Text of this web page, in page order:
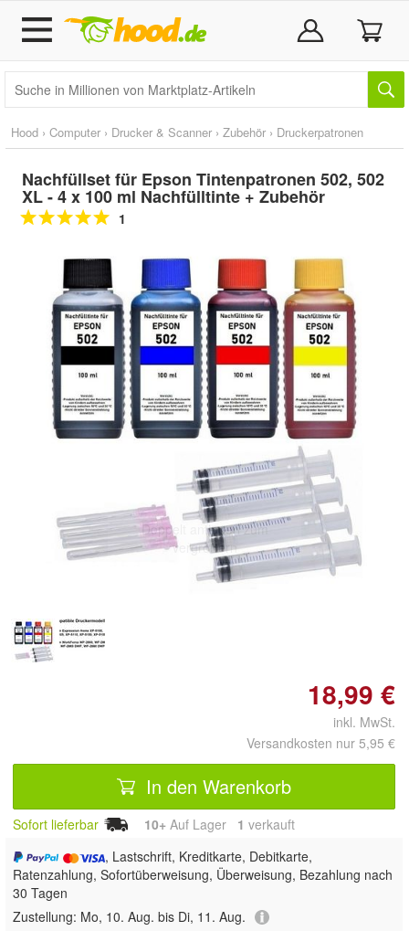
Hood › Computer › Drucker & Scanner › Zubehör › Druckerpatronen
Nachfüllset für Epson Tintenpatronen 502, 502
XL - 4 x 100 ml Nachfülltinte + Zubehör
1
Doppelt antippen zum
vergrößern
18,99 €
inkl. MwSt.
Versandkosten nur 5,95 €
In den Warenkorb
Sofort lieferbar 10+ Auf Lager 1 verkauft
, Lastschrift, Kreditkarte, Debitkarte,
Ratenzahlung, Sofortüberweisung, Überweisung, Bezahlung nach
30 Tagen
Zustellung: Mo, 10. Aug. bis Di, 11. Aug.